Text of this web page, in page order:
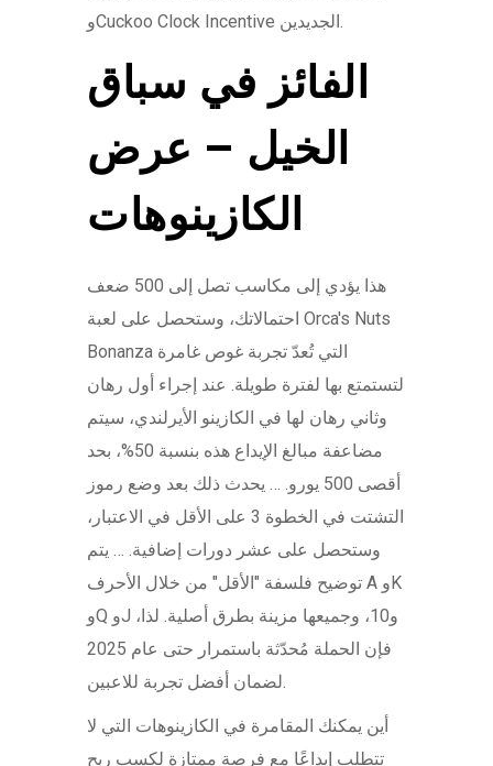
الفائز في سباق
الخيل – عرض
الكازينوهات
هذا يؤدي إلى مكاسب تصل إلى 500 ضعف
احتمالاتك، وستحصل على لعبة Orca's Nuts
Bonanza التي تُعدّ تجربة غوص غامرة
لتستمتع بها لفترة طويلة. عند إجراء أول رهان
وثاني رهان لها في الكازينو الأيرلندي، سيتم
مضاعفة مبالغ الإيداع هذه بنسبة 50%، بحد
أقصى 500 يورو. … يحدث ذلك بعد وضع رموز
التشتت في الخطوة 3 على الأقل في الاعتبار،
وستحصل على عشر دورات إضافية. … يتم
توضيح فلسفة "الأقل" من خلال الأحرف A وK
وQ وJ و10، وجميعها مزينة بطرق أصلية. لذا،
فإن الحملة مُحدّثة باستمرار حتى عام 2025
أين يمكنك المقامرة في الكازينوهات التي لا
تتطلب إيداعًا مع فرصة ممتازة لكسب ربح